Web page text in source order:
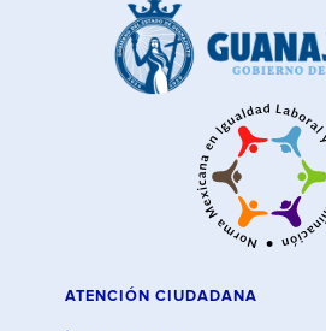
ATENCIÓN CIUDADANA